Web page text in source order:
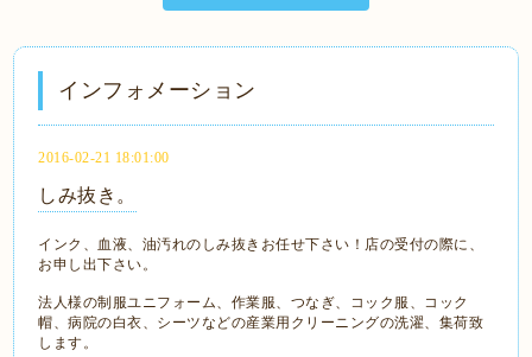
インフォメーション
2016-02-21 18:01:00
しみ抜き。
インク、血液、油汚れのしみ抜きお任せ下さい！店の受付の際に、
お申し出下さい。
法人様の制服ユニフォーム、作業服、つなぎ、コック服、コック
帽、病院の白衣、シーツなどの産業用クリーニングの洗濯、集荷致
します。